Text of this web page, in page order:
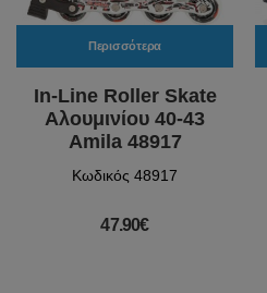
Περισσότερα
In-Line Roller Skate
Αλουμινίου 40-43
Amila 48917
Κωδικός 48917
47.90€